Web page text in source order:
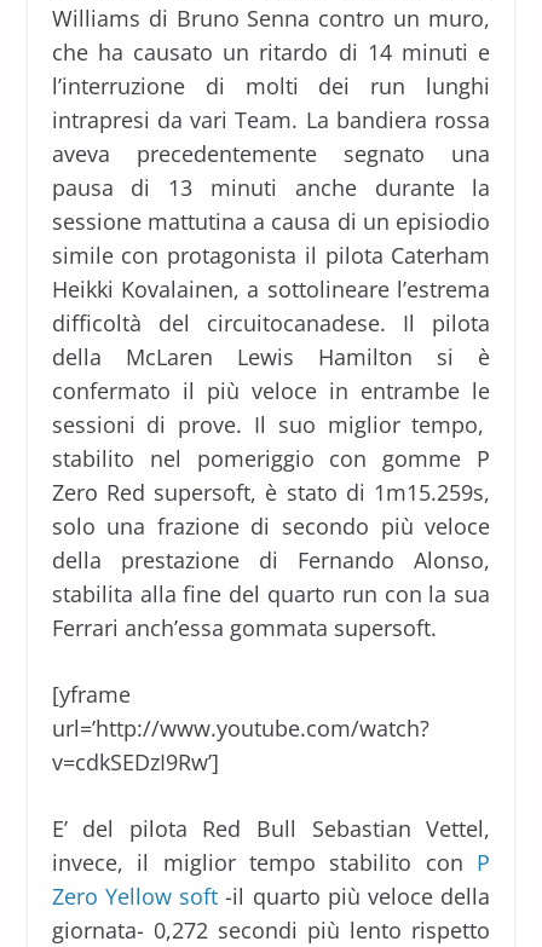
Williams di Bruno Senna contro un muro,
che ha causato un ritardo di 14 minuti e
l’interruzione di molti dei run lunghi
intrapresi da vari Team. La bandiera rossa
aveva precedentemente segnato una
pausa di 13 minuti anche durante la
sessione mattutina a causa di un episiodio
simile con protagonista il pilota Caterham
Heikki Kovalainen, a sottolineare l’estrema
difficoltà del circuitocanadese. Il pilota
della McLaren Lewis Hamilton si è
confermato il più veloce in entrambe le
sessioni di prove. Il suo miglior tempo,
stabilito nel pomeriggio con gomme P
Zero Red supersoft, è stato di 1m15.259s,
solo una frazione di secondo più veloce
della prestazione di Fernando Alonso,
stabilita alla fine del quarto run con la sua
Ferrari anch’essa gommata supersoft.
[yframe
url=’http://www.youtube.com/watch?
v=cdkSEDzI9Rw’]
E’ del pilota Red Bull Sebastian Vettel,
invece, il miglior tempo stabilito con P
Zero Yellow soft -il quarto più veloce della
giornata- 0,272 secondi più lento rispetto